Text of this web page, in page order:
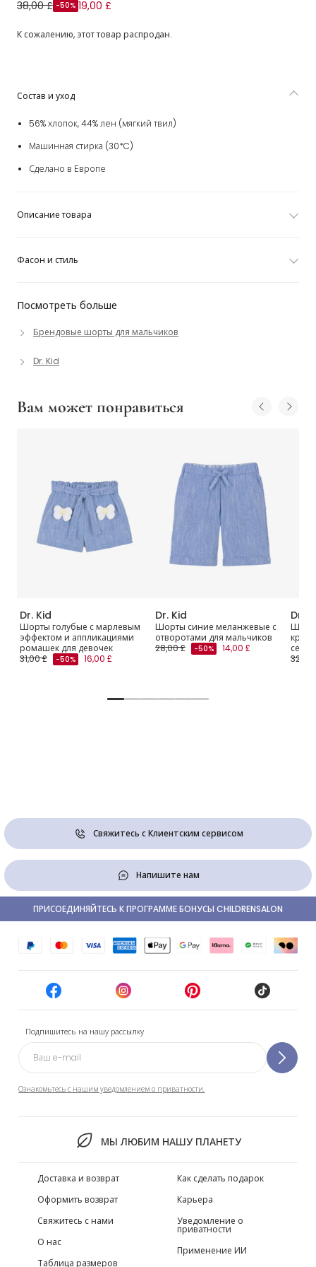
Шорты чинос зеленые из льна и хлопка для мальчиков
38,00 £ -50% 19,00 £
К сожалению, этот товар распродан.
Посмотреть больше
Брендовые шорты для мальчиков
Dr. Kid
Состав и уход
56% хлопок, 44% лен (мягкий твил)
Машинная стирка (30*C)
Сделано в Европе
Описание товара
Фасон и стиль
Вам может понравиться
Dr. Kid
Шорты голубые с марлевым
эффектом и аппликациями
ромашек для девочек
31,00 £
-50% 16,00 £
Dr. Kid
Шорты синие меланжевые с
отворотами для мальчиков
28,00 £
-50% 14,00 £
Dr.
32,00
Свяжитесь с Клиентским сервисом
Напишите нам
Подпишитесь на нашу рассылку
Ознакомьтесь с нашим уведомлением о приватности.
МЫ ЛЮБИМ НАШУ ПЛАНЕТУ
ПРИСОЕДИНЯЙТЕСЬ К ПРОГРАММЕ БОНУСЫ CHILDRENSALON
Доставка и возврат
Оформить возврат
Свяжитесь с нами
О нас
Таблица размеров
Как сделать подарок
Карьера
Уведомление о
приватности
Применение ИИ